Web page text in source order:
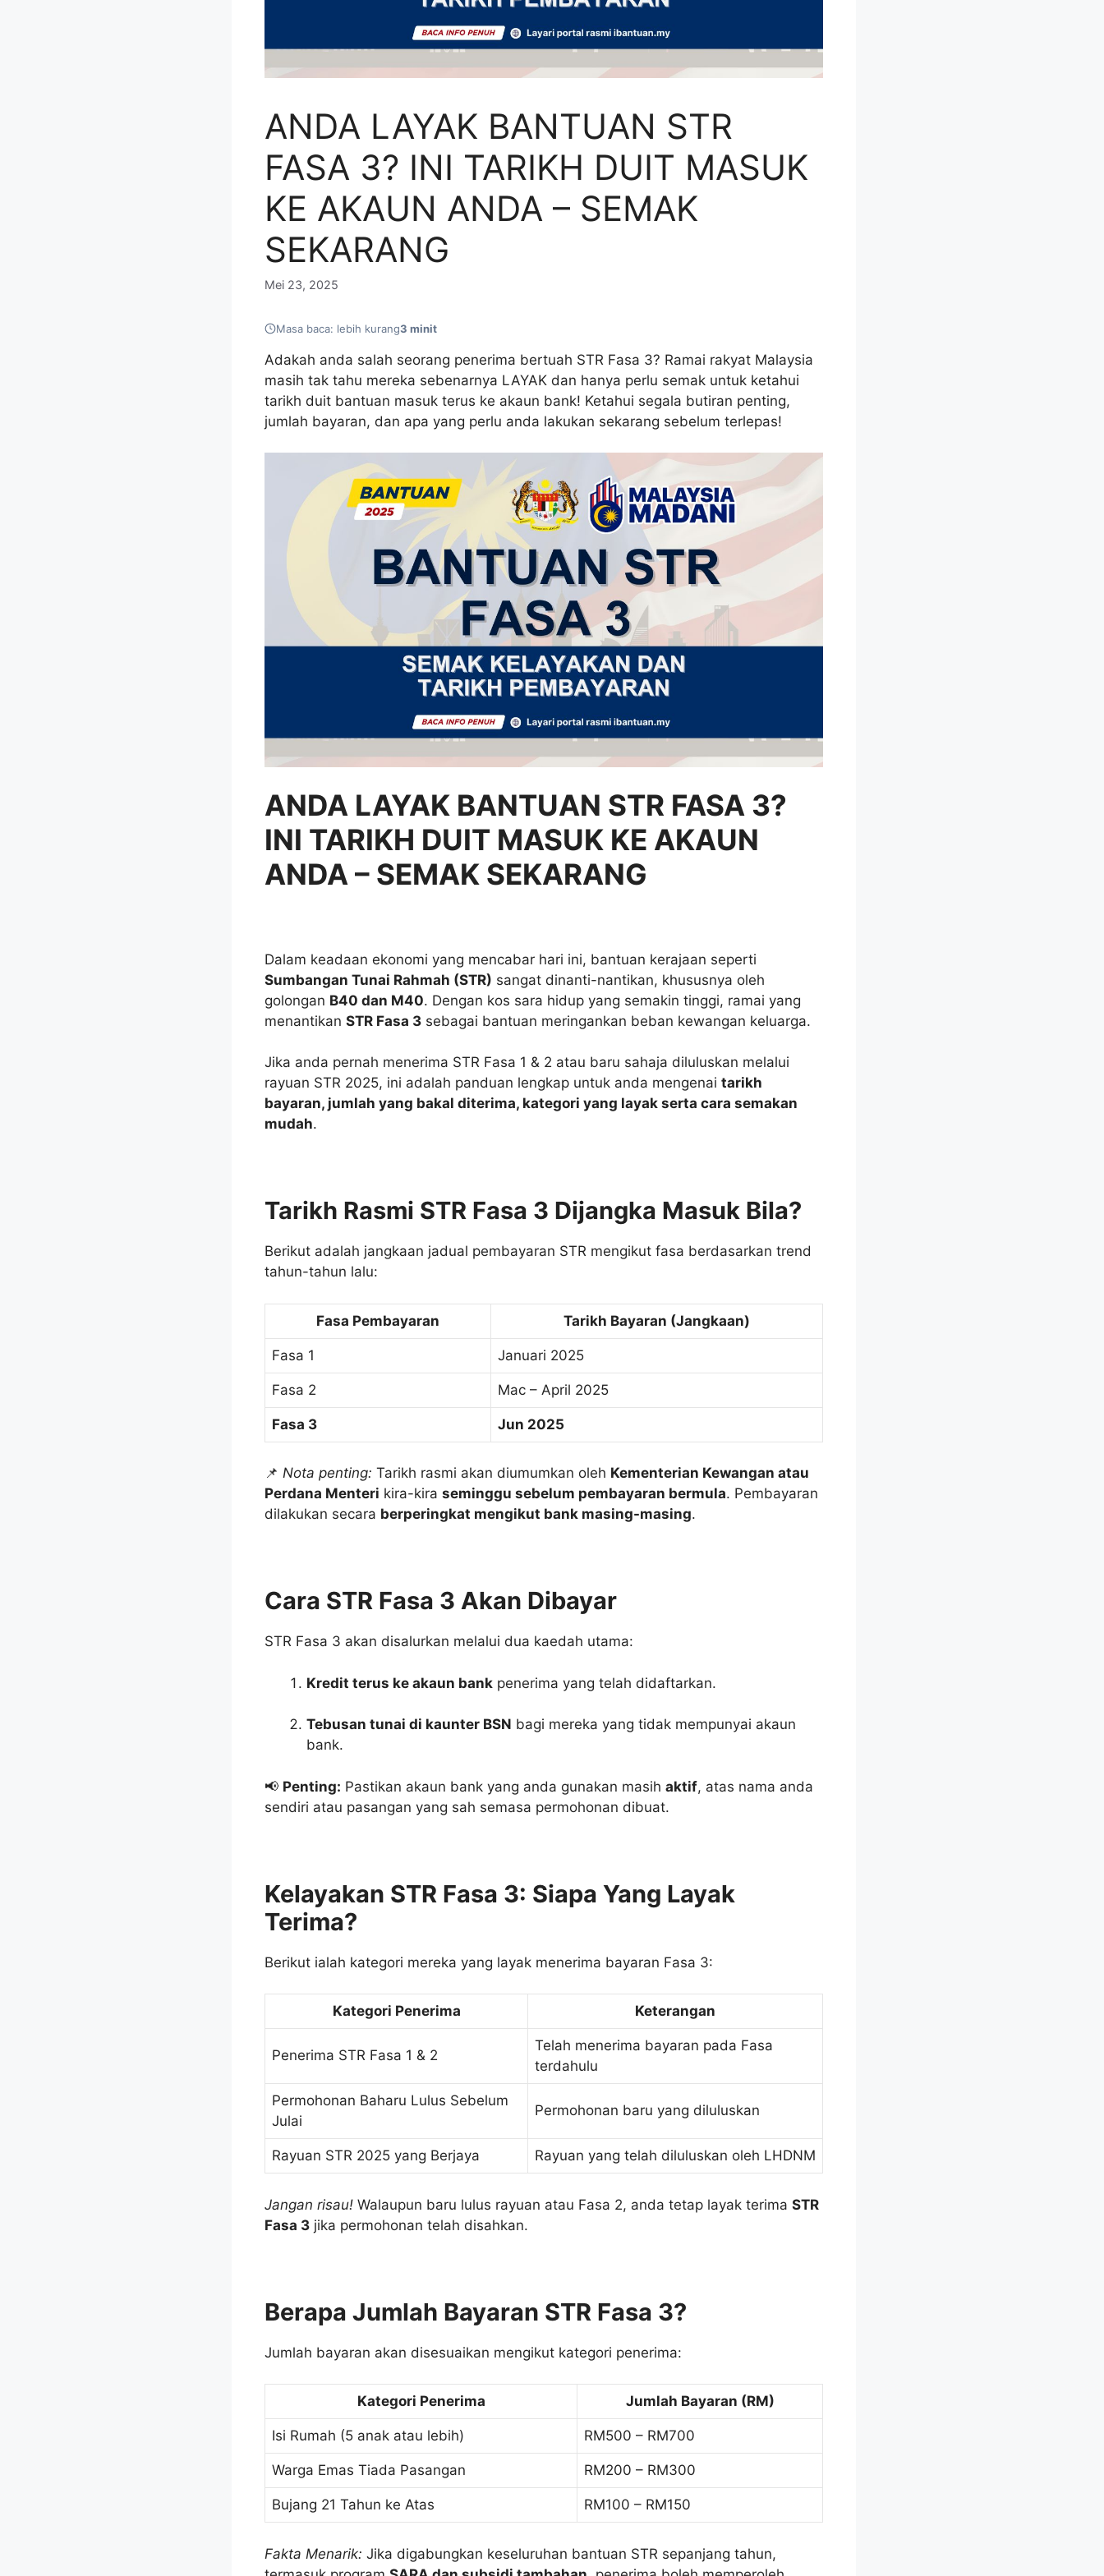
ANDA LAYAK BANTUAN STR
FASA 3? INI TARIKH DUIT MASUK
KE AKAUN ANDA – SEMAK
SEKARANG
Mei 23, 2025
Masa baca: lebih kurang3 minit
Adakah anda salah seorang penerima bertuah STR Fasa 3? Ramai rakyat Malaysia
masih tak tahu mereka sebenarnya LAYAK dan hanya perlu semak untuk ketahui
tarikh duit bantuan masuk terus ke akaun bank! Ketahui segala butiran penting,
jumlah bayaran, dan apa yang perlu anda lakukan sekarang sebelum terlepas!
ANDA LAYAK BANTUAN STR FASA 3?
INI TARIKH DUIT MASUK KE AKAUN
ANDA – SEMAK SEKARANG
Dalam keadaan ekonomi yang mencabar hari ini, bantuan kerajaan seperti
Sumbangan Tunai Rahmah (STR) sangat dinanti-nantikan, khususnya oleh
golongan B40 dan M40. Dengan kos sara hidup yang semakin tinggi, ramai yang
menantikan STR Fasa 3 sebagai bantuan meringankan beban kewangan keluarga.
Jika anda pernah menerima STR Fasa 1 & 2 atau baru sahaja diluluskan melalui
rayuan STR 2025, ini adalah panduan lengkap untuk anda mengenai tarikh
bayaran, jumlah yang bakal diterima, kategori yang layak serta cara semakan
mudah.
Tarikh Rasmi STR Fasa 3 Dijangka Masuk Bila?
Berikut adalah jangkaan jadual pembayaran STR mengikut fasa berdasarkan trend
tahun-tahun lalu:
Fasa Pembayaran Tarikh Bayaran (Jangkaan)
Fasa 1 Januari 2025
Fasa 2 Mac – April 2025
Fasa 3 Jun 2025
📌 Nota penting: Tarikh rasmi akan diumumkan oleh Kementerian Kewangan atau
Perdana Menteri kira-kira seminggu sebelum pembayaran bermula. Pembayaran
dilakukan secara berperingkat mengikut bank masing-masing.
Cara STR Fasa 3 Akan Dibayar
STR Fasa 3 akan disalurkan melalui dua kaedah utama:
Kredit terus ke akaun bank penerima yang telah didaftarkan.
Tebusan tunai di kaunter BSN bagi mereka yang tidak mempunyai akaun
bank.
📢 Penting: Pastikan akaun bank yang anda gunakan masih aktif, atas nama anda
sendiri atau pasangan yang sah semasa permohonan dibuat.
Kelayakan STR Fasa 3: Siapa Yang Layak
Terima?
Berikut ialah kategori mereka yang layak menerima bayaran Fasa 3:
Kategori Penerima Keterangan
Penerima STR Fasa 1 & 2
Telah menerima bayaran pada Fasa
terdahulu
Permohonan Baharu Lulus Sebelum
Julai
Permohonan baru yang diluluskan
Rayuan STR 2025 yang Berjaya Rayuan yang telah diluluskan oleh LHDNM
Jangan risau! Walaupun baru lulus rayuan atau Fasa 2, anda tetap layak terima STR
Fasa 3 jika permohonan telah disahkan.
Berapa Jumlah Bayaran STR Fasa 3?
Jumlah bayaran akan disesuaikan mengikut kategori penerima:
Kategori Penerima Jumlah Bayaran (RM)
Isi Rumah (5 anak atau lebih) RM500 – RM700
Warga Emas Tiada Pasangan RM200 – RM300
Bujang 21 Tahun ke Atas RM100 – RM150
Fakta Menarik: Jika digabungkan keseluruhan bantuan STR sepanjang tahun,